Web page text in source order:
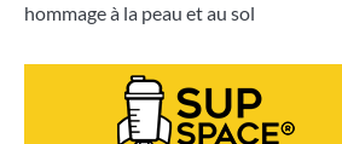
hommage à la peau et au sol